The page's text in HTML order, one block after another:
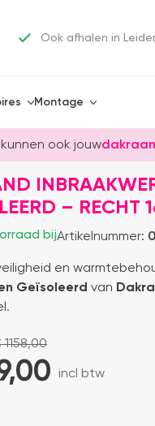
Ook afhalen in
Montage
ook jouw
– RECHT
bijArtikelnummer:
en
Geïsoleerd van
1158,00
incl btw